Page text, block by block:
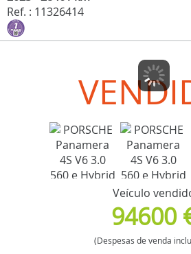
Ref. : 11326414
Veículo
94600
(Despesas de venda